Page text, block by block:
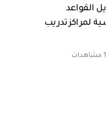
القواعد
لمراكز تدريب